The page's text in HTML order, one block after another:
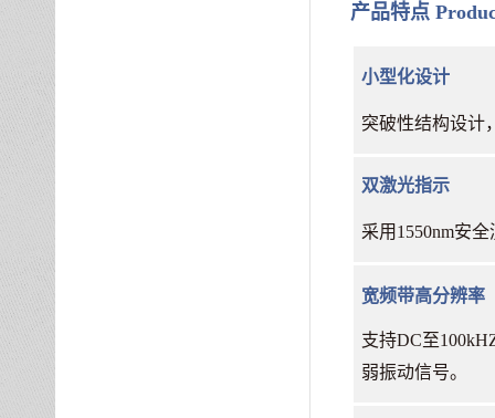
产品特点
小型化设计
突破性结构设计
双激光指示
采用 1550nm安
宽频带高分辨率
支持DC至
弱振动信号。